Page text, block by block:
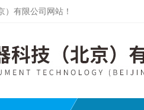
有限公司网站！